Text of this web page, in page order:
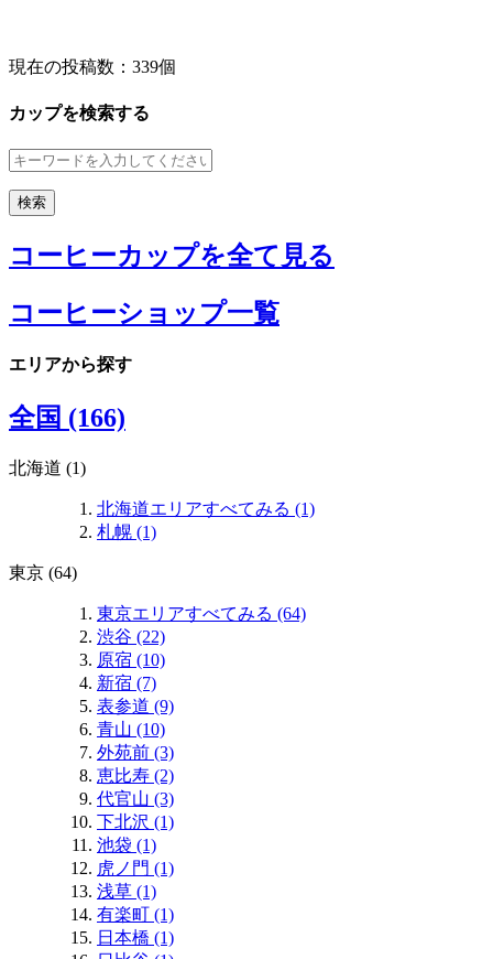
現在の投稿数： 339個
カップを検索する
コーヒーカップを全て見る
コーヒーショップ一覧
エリアから探す
全国 (166)
北海道 (1)
北海道エリアすべてみる (1)
札幌 (1)
東京 (64)
東京エリアすべてみる (64)
渋谷 (22)
原宿 (10)
新宿 (7)
表参道 (9)
青山 (10)
外苑前 (3)
恵比寿 (2)
代官山 (3)
下北沢 (1)
池袋 (1)
虎ノ門 (1)
浅草 (1)
有楽町 (1)
日本橋 (1)